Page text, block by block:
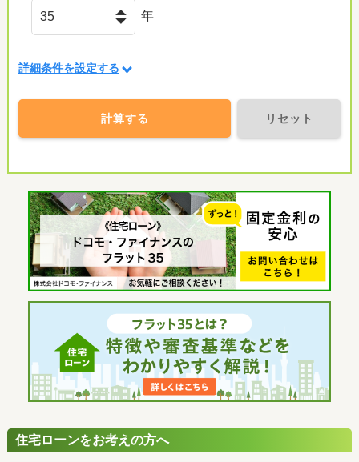
年
詳細条件を設定する
計算する リセット
住宅ローンをお考えの方へ